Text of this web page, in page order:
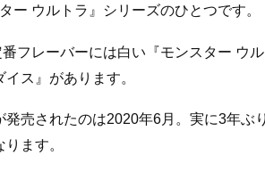
ー ウルトラ』シリーズのひとつです。
フレーバーには白い『モンスター ウ
ス』があります。
発売されたのは2020年6月。実に3年ぶ
ます。